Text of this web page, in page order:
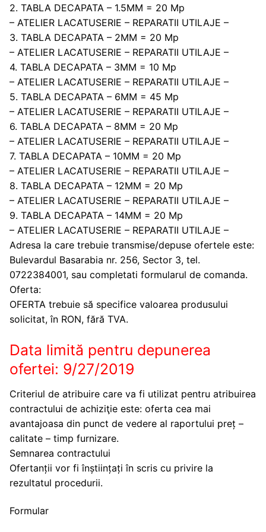
2. TABLA DECAPATA – 1.5MM = 20 Mp
– ATELIER LACATUSERIE – REPARATII UTILAJE –
3. TABLA DECAPATA – 2MM = 20 Mp
– ATELIER LACATUSERIE – REPARATII UTILAJE –
4. TABLA DECAPATA – 3MM = 10 Mp
– ATELIER LACATUSERIE – REPARATII UTILAJE –
5. TABLA DECAPATA – 6MM = 45 Mp
– ATELIER LACATUSERIE – REPARATII UTILAJE –
6. TABLA DECAPATA – 8MM = 20 Mp
– ATELIER LACATUSERIE – REPARATII UTILAJE –
7. TABLA DECAPATA – 10MM = 20 Mp
– ATELIER LACATUSERIE – REPARATII UTILAJE –
8. TABLA DECAPATA – 12MM = 20 Mp
– ATELIER LACATUSERIE – REPARATII UTILAJE –
9. TABLA DECAPATA – 14MM = 20 Mp
– ATELIER LACATUSERIE – REPARATII UTILAJE –
Adresa la care trebuie transmise/depuse ofertele este:
Bulevardul Basarabia nr. 256, Sector 3, tel.
0722384001, sau completati formularul de comanda.
Oferta:
OFERTA trebuie să specifice valoarea produsului
solicitat, în RON, fără TVA.
Data limită pentru depunerea
ofertei: 9/27/2019
Criteriul de atribuire care va fi utilizat pentru atribuirea
contractului de achiziţie este: oferta cea mai
avantajoasa din punct de vedere al raportului preț –
calitate – timp furnizare.
Semnarea contractului
Ofertanții vor fi înștiințați în scris cu privire la
rezultatul procedurii.
Formular